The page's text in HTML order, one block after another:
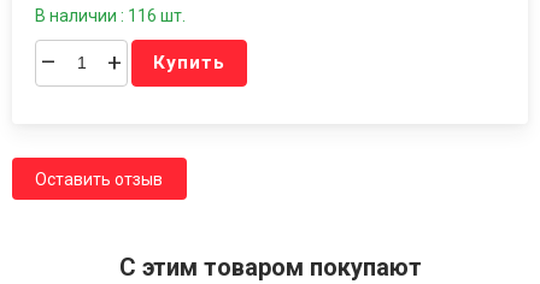
В наличии : 116 шт.
– + Купить
Оставить отзыв
C этим товаром покупают